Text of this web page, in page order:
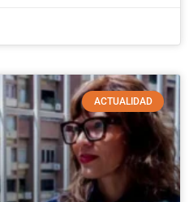
ACTUALIDAD